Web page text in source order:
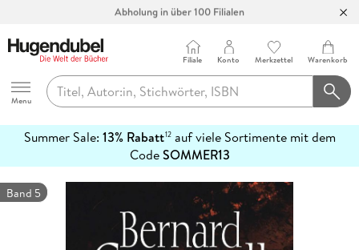
Abholung in über 100 Filialen
Hugendubel
Menu
Filiale Konto Merkzettel Warenkorb
Summer Sale: 13% Rabatt12auf viele Sortimente mit dem
CodeSOMMER13
erfahren
Band 5